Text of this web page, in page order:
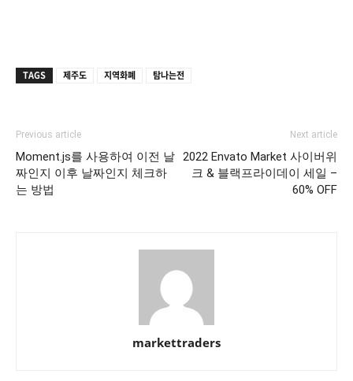
TAGS 제주도 지역화폐 탐나는전
Previous article
Moment.js를 사용하여 이전 날
짜인지 이후 날짜인지 체크하
는 방법
Next article
2022 Envato Market 사이버위
크 & 블랙프라이데이 세일 –
60% OFF
markettraders